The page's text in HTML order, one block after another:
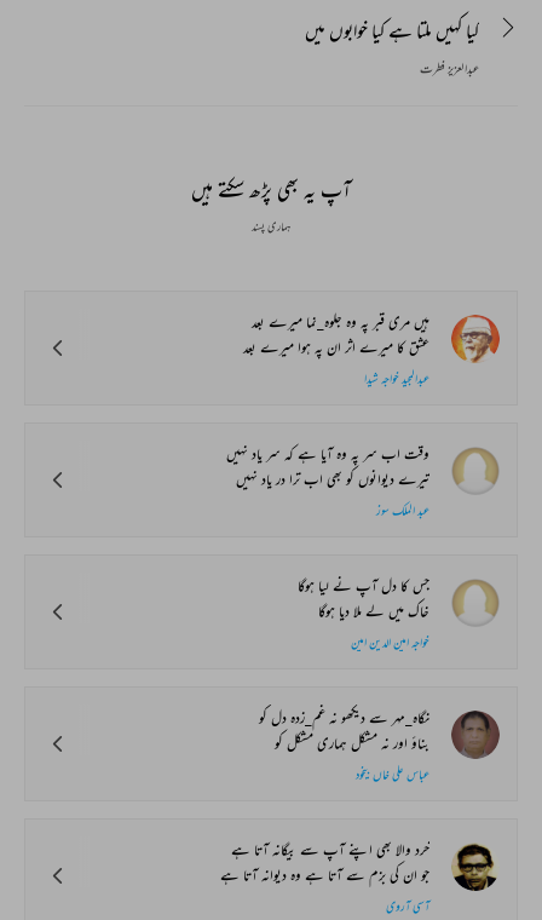
کیا کہیں ملتا ہے کیا خوابوں میں
عبدالعزیز فطرت
آپ یہ بھی پڑھ سکتے ہیں
ہماری پسند
ہیں مری قبر پہ وہ جلوہ_نما میرے بعد
عشق کا میرے اثر ان پہ ہوا میرے بعد
عبدالمجید خواجہ شیدا
وقت اب سر پہ وہ آیا ہے کہ سر یاد نہیں
تیرے دیوانوں کو بھی اب ترا در یاد نہیں
عبد الملک سوز
جس کا دل آپ نے لیا ہوگا
خاک میں لے ملا دیا ہوگا
خواجہ امین الدین امین
نگاہ_مہر سے دیکھو نہ غم_زدہ دل کو
بناؤ اور نہ مشکل ہماری مشکل کو
عباس علی خاں بیخود
خرد والا بھی اپنے آپ سے بیگانہ آتا ہے
جو ان کی بزم سے آتا ہے وہ دیوانہ آتا ہے
آسی آروی